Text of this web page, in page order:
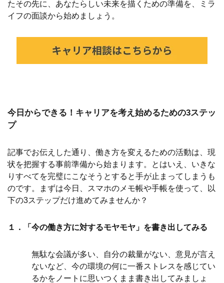
たその先に、あなたらしい未来を描くための準備を、ミラ
イフの面談から始めましょう。
今日からできる！キャリアを考え始めるための3ステッ
プ
記事でお伝えした通り、働き方を変えるための活動は、現
状を把握する事前準備から始まります。とはいえ、いきな
りすべてを完璧にこなそうとすると手が止まってしまうも
のです。まずは今日、スマホのメモ帳や手帳を使って、以
下の3ステップだけ進めてみませんか？
１．「今の働き方に対するモヤモヤ」を書き出してみる
無駄な会議が多い、自分の裁量がない、意見が言え
ないなど、今の環境の何に一番ストレスを感じてい
るかをノートに思いつくまま書き出してみましょ